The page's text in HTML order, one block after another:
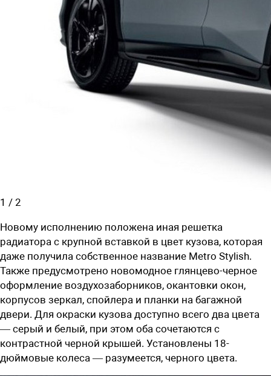
1 / 2
Новому исполнению положена иная решетка
радиатора с крупной вставкой в цвет кузова, которая
даже получила собственное название Metro Stylish.
Также предусмотрено новомодное глянцево-черное
оформление воздухозаборников, окантовки окон,
корпусов зеркал, спойлера и планки на багажной
двери. Для окраски кузова доступно всего два цвета
— серый и белый, при этом оба сочетаются с
контрастной черной крышей. Установлены 18-
дюймовые колеса — разумеется, черного цвета.